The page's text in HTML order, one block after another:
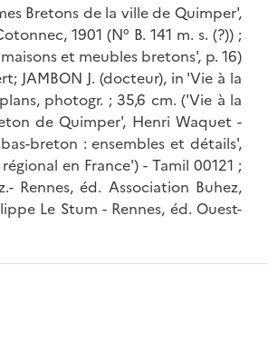
Bretons de la ville de Quimper',
1901 (N° B. 141 m. s. (?)) ;
et meubles bretons', p. 16)
JAMBON J. (docteur), in 'Vie à la
photogr. ; 35,6 cm. ('Vie à la
de Quimper', Henri Waquet -
breton : ensembles et détails',
en France') - Tamil 00121 ;
Rennes, éd. Association Buhez,
Le Stum - Rennes, éd. Ouest-